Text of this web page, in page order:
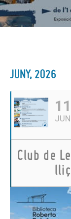
JUNY, 2026
11
JUN
Club de